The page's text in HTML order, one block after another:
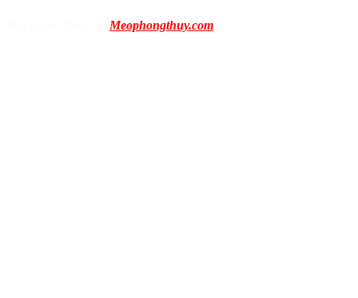
Bản quyền thuộc vềMeophongthuy.com